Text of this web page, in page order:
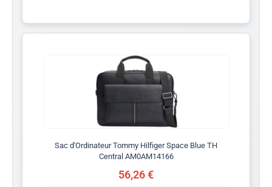
Sac d'Ordinateur Tommy Hilfiger Space Blue TH
Central AM0AM14166
56,26 €